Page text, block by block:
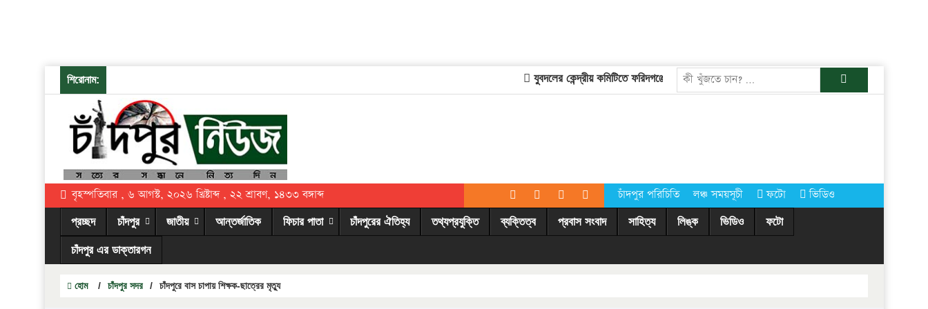
শিরোনাম: যুবদলের কেন্দ্রীয় কমিটিতে ফরিদগঞ্জের তারেকুর রহমান চাঁদপুরের অর্ধশতাধিক গ্রামে আগামীকাল কোরবানির
বৃহস্পতিবার , ৬ আগস্ট, ২০২৬ খ্রিষ্টাব্দ , ২২ শ্রাবণ, ১৪৩৩ বঙ্গাব্দ চাঁদপুর পরিচিতি লঞ্চ সময়সূচী ফটো ভিডিও
প্রচ্ছদ চাঁদপুর জাতীয় আন্তর্জাতিক ফিচার পাতা চাঁদপুরের ঐতিহ্য তথ্যপ্রযুক্তি ব্যক্তিত্ব প্রবাস সংবাদ সাহিত্য লিঙ্ক ভিডিও ফটো
চাঁদপুর এর ডাক্তারগন
হোম / চাঁদপুর সদর / চাঁদপুরে বাস চাপায় শিক্ষক-ছাত্রের মৃত্যু